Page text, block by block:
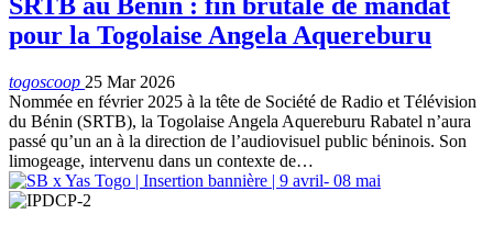
pour la Togolaise Angela Aquereburu
togoscoop 25 Mar 2026
Nommée en février 2025 à la tête de Société de Radio et Télévision
du Bénin (SRTB), la Togolaise Angela Aquereburu Rabatel n’aura
passé qu’un an à la direction de l’audiovisuel public béninois. Son
limogeage, intervenu dans un contexte de…